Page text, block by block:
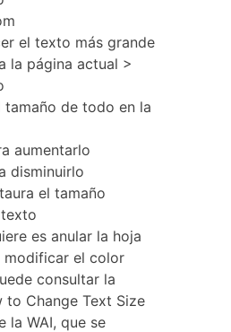
el texto más grande
la página actual >
tamaño de todo en la
aumentarlo
disminuirlo
el tamaño
es anular la hoja
modificar el color
consultar la
to Change Text Size
la WAI, que se